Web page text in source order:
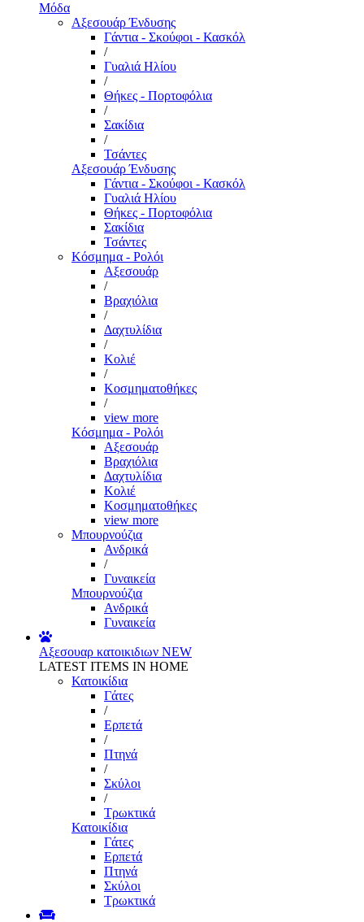
Μόδα
Αξεσουάρ Ένδυσης
Γάντια - Σκούφοι - Κασκόλ
/
Γυαλιά Ηλίου
/
Θήκες - Πορτοφόλια
/
Σακίδια
/
Τσάντες
Αξεσουάρ Ένδυσης
Γάντια - Σκούφοι - Κασκόλ
Γυαλιά Ηλίου
Θήκες - Πορτοφόλια
Σακίδια
Τσάντες
Κόσμημα - Ρολόι
Αξεσουάρ
/
Βραχιόλια
/
Δαχτυλίδια
/
Κολιέ
/
Κοσμηματοθήκες
/
view more
Κόσμημα - Ρολόι
Αξεσουάρ
Βραχιόλια
Δαχτυλίδια
Κολιέ
Κοσμηματοθήκες
view more
Μπουρνούζια
Ανδρικά
/
Γυναικεία
Μπουρνούζια
Ανδρικά
Γυναικεία
Αξεσουαρ κατοικιδιων NEW
LATEST ITEMS IN HOME
Κατοικίδια
Γάτες
/
Ερπετά
/
Πτηνά
/
Σκύλοι
/
Τρωκτικά
Κατοικίδια
Γάτες
Ερπετά
Πτηνά
Σκύλοι
Τρωκτικά